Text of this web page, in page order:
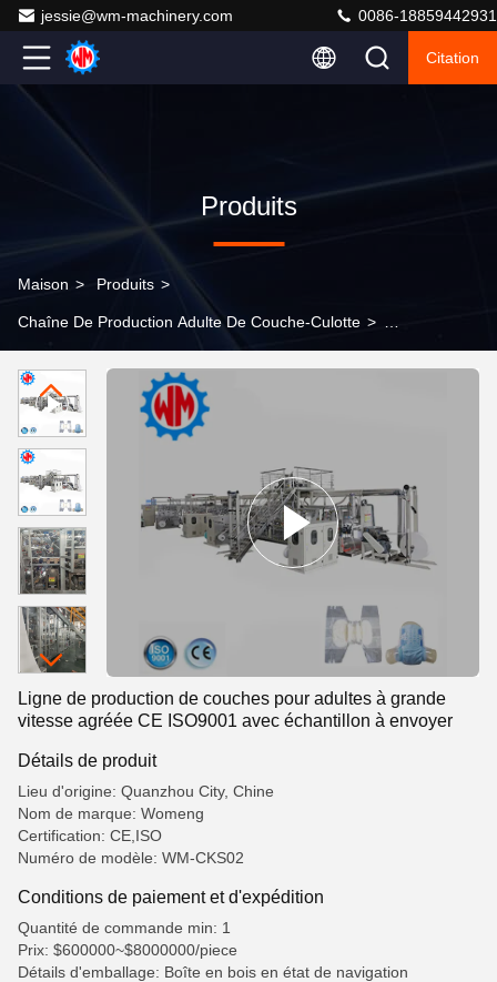
jessie@wm-machinery.com 0086-18859442931
Citation
Produits
Maison > Produits >
Chaîne De Production Adulte De Couche-Culotte >
vitesse agréée CE ISO9001 avec échantillon à envoyer
Ligne de production de couches pour adultes à grande
vitesse agréée CE ISO9001 avec échantillon à envoyer
Détails de produit
Lieu d'origine: Quanzhou City, Chine
Nom de marque: Womeng
Certification: CE,ISO
Numéro de modèle: WM-CKS02
Conditions de paiement et d'expédition
Quantité de commande min: 1
Prix: $600000~$8000000/piece
Détails d'emballage: Boîte en bois en état de navigation